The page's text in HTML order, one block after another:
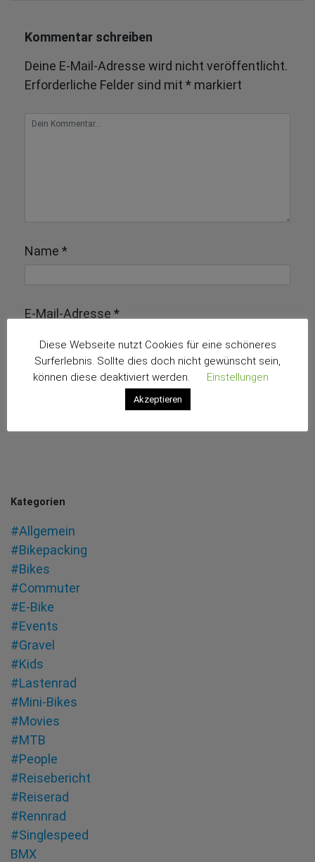
Kommentar schreiben
Deine E-Mail-Adresse wird nicht veröffentlicht.
Erforderliche Felder sind mit * markiert
Name *
E-Mail-Adresse *
Kategorien
#Allgemein
#Bikepacking
#Bikes
#Commuter
#E-Bike
#Events
#Gravel
#Kids
#Lastenrad
#Mini-Bikes
#Movies
#MTB
#People
#Reisebericht
#Reiserad
#Rennrad
#Singlespeed
BMX
Diese Webseite nutzt Cookies für eine schöneres
Surferlebnis. Sollte dies doch nicht gewünscht sein,
können diese deaktiviert werden.
Einstellungen
Akzeptieren